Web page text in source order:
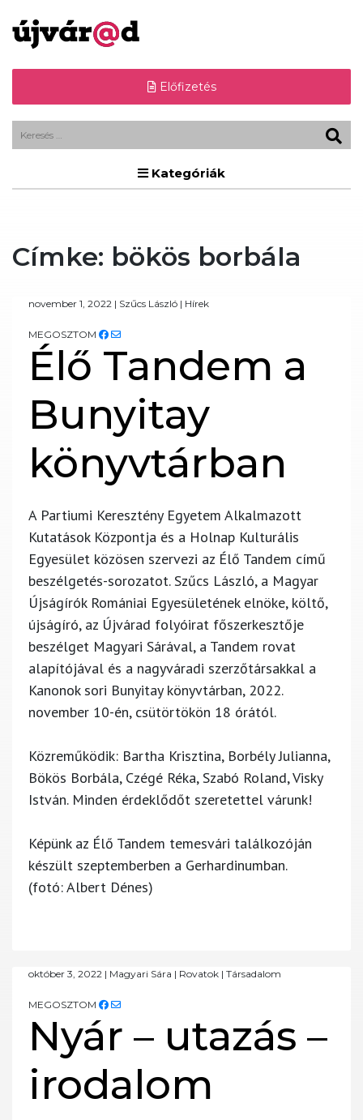
Előfizetés
Kategóriák
Címke: bökös borbála
november 1, 2022 | Szűcs László | Hírek
MEGOSZTOM
Élő Tandem a
Bunyitay
könyvtárban
A Partiumi Keresztény Egyetem Alkalmazott
Kutatások Központja és a Holnap Kulturális
Egyesület közösen szervezi az Élő Tandem című
beszélgetés-sorozatot. Szűcs László, a Magyar
Újságírók Romániai Egyesületének elnöke, költő,
újságíró, az Újvárad folyóirat főszerkesztője
beszélget Magyari Sárával, a Tandem rovat
alapítójával és a nagyváradi szerzőtársakkal a
Kanonok sori Bunyitay könyvtárban, 2022.
november 10-én, csütörtökön 18 órától.
Közreműködik: Bartha Krisztina, Borbély Julianna,
Bökös Borbála, Czégé Réka, Szabó Roland, Visky
István. Minden érdeklődőt szeretettel várunk!
Képünk az Élő Tandem temesvári találkozóján
készült szeptemberben a Gerhardinumban.
(fotó: Albert Dénes)
október 3, 2022 | Magyari Sára | Rovatok | Társadalom
MEGOSZTOM
Nyár – utazás –
irodalom